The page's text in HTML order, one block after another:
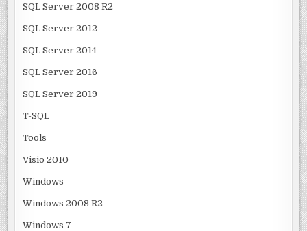
SQL Server 2008 R2
SQL Server 2012
SQL Server 2014
SQL Server 2016
SQL Server 2019
T-SQL
Tools
Visio 2010
Windows
Windows 2008 R2
Windows 7